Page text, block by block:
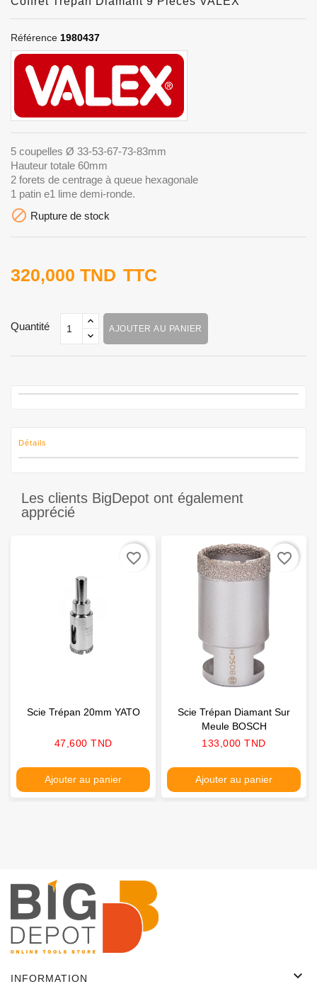
Référence 1980437
5 coupelles Ø 33-53-67-73-83mm
Hauteur totale 60mm
2 forets de centrage à queue hexagonale
1 patin e1 lime demi-ronde.
 Rupture de stock
320,000 TND TTC
Quantité AJOUTER AU PANIER
Détails
Les clients BigDepot ont également
apprécié
Scie Trépan 20mm YATO
Prix
47,600 TND
Ajouter au panier
favorite_border
Scie Trépan Diamant Sur
Meule BOSCH
Prix
133,000 TND
Ajouter au panier
favorite_border
INFORMATION 